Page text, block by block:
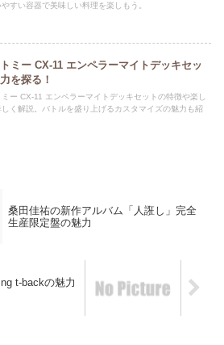
すい容器で美味しい料理を楽しもう。
ミー CX-11 エンペラーマイトデッキセッ
を探る！
ー CX-11 エンペラーマイトデッキセットの特徴や楽し
く解説。バトルを盛り上げるカスタマイズの魅力も紹
桑田佳祐の新作アルバム「人誑し」完全
生産限定盤の魅力
t-backの魅力